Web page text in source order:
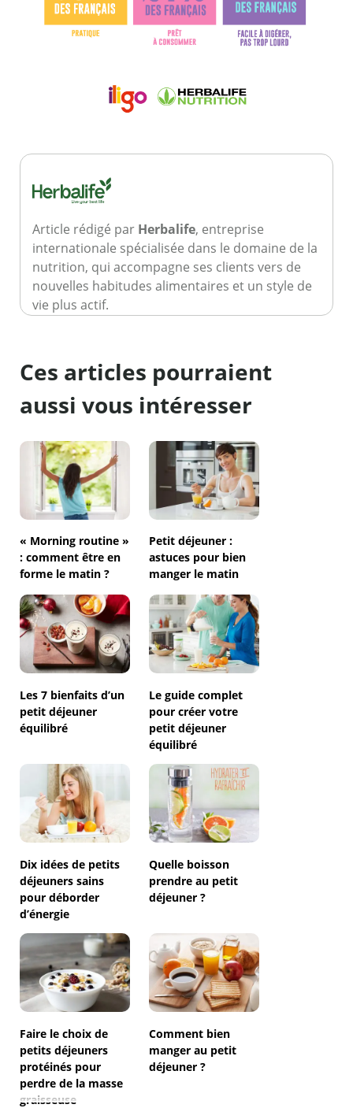
Article rédigé par Herbalife, entreprise
internationale spécialisée dans le domaine de la
nutrition, qui accompagne ses clients vers de
nouvelles habitudes alimentaires et un style de
vie plus actif.
Ces articles pourraient
aussi vous intéresser
« Morning routine »
: comment être en
forme le matin ?
Petit déjeuner :
astuces pour bien
manger le matin
Les 7 bienfaits d’un
petit déjeuner
équilibré
Le guide complet
pour créer votre
petit déjeuner
équilibré
Dix idées de petits
déjeuners sains
pour déborder
d’énergie
Quelle boisson
prendre au petit
déjeuner ?
Faire le choix de
petits déjeuners
protéinés pour
perdre de la masse
graisseuse
Comment bien
manger au petit
déjeuner ?